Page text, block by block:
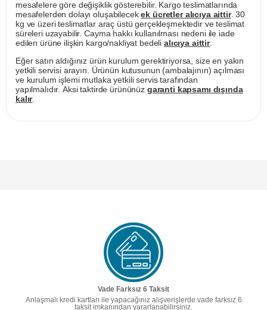
mesafelere göre değişiklik gösterebilir. Kargo teslimatlarında
mesafelerden dolayı oluşabilecekek ücretler alıcıya aittir. 30
kg ve üzeri teslimatlar araç üstü gerçekleşmektedir ve teslimat
süreleri uzayabilir. Cayma hakkı kullanılması nedeni ile iade
edilen ürüne ilişkin kargo/nakliyat bedeli alıcıya aittir.
Eğer satın aldığınız ürün kurulum gerektiriyorsa, size en yakın
yetkili servisi arayın. Ürünün kutusunun (ambalajının) açılması
ve kurulum işlemi mutlaka yetkili servis tarafından
yapılmalıdır. Aksi taktirde ürününüz garanti kapsamı dışında
kalır.
Vade Farksız 6 Taksit
Anlaşmalı kredi kartları ile yapacağınız alışverişlerde vade farksız 6
taksit imkanından yararlanabilirsiniz.